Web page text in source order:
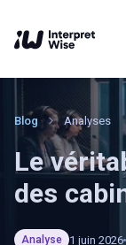
Blog Analyses
Le
des
Analyse 1 juin 2026